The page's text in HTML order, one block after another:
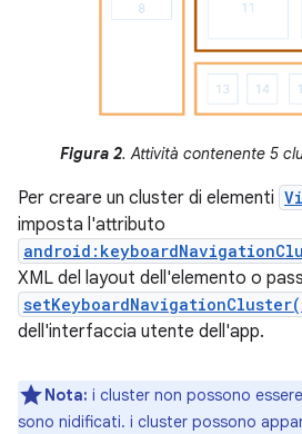
Figura 2. Attività contenente 5
Per creare un cluster di elementi
imposta l'attributo
XML del layout dell'elemento o
dell'interfaccia utente dell'app.
Nota: i cluster non possono
sono nidificati. i cluster possono